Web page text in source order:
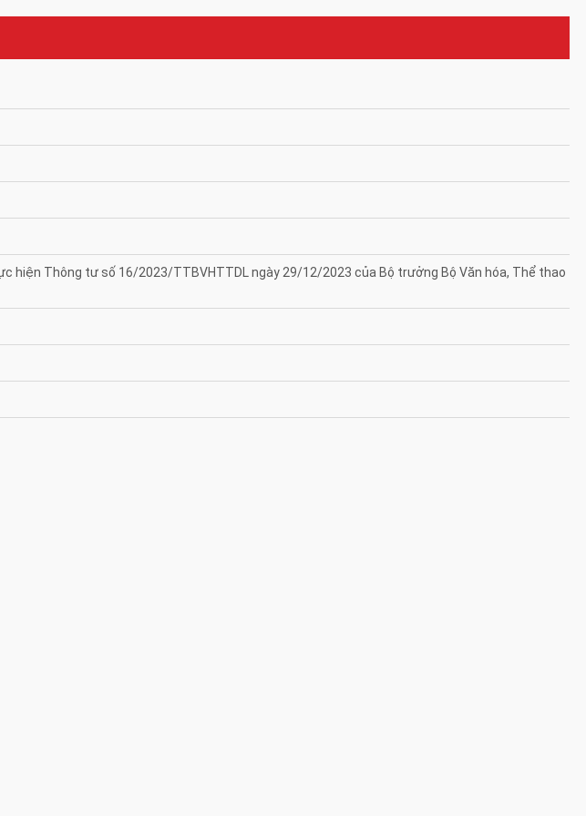
hiện Thông tư số 16/2023/TTBVHTTDL ngày 29/12/2023 của Bộ trưởng Bộ Văn hóa, Thể thao